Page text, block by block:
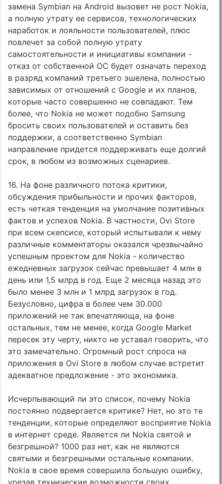
замена Symbian на Android вызовет не рост Nokia,
а полную утрату ее сервисов, технологических
наработок и лояльности пользователей, плюс
повлечет за собой полную утрату
самостоятельности и инициативы компании -
отказ от собственной ОС будет означать переход
в разряд компаний третьего эшелена, полностью
зависимых от отношений с Google и их планов,
которые часто совершенно не совпадают. Тем
более, что Nokia не может подобно Samsung
бросить своих пользователей и оставить без
поддержки, а соответственно Symbian
направление придется поддерживать еще долгий
срок, в любом из возможных сценариев.
16. На фоне различного потока критики,
обсуждения прибыльности и прочих факторов,
есть четкая тенденция на умолчание позитивных
фактов и успехов Nokia. В частности, Ovi Store
при всем скепсисе, который испытывали к нему
различные комментаторы оказался чрезвычайно
успешным проектом для Nokia - количество
ежедневных загрузок сейчас превышает 4 млн в
день или 1,5 млрд в год. Еще 2 месяца назад это
было менее 3 млн и 1 млрд загрузок в год.
Безусловно, цифра в более чем 30.000
приложений не так впечатляюща, на фоне
остальных, тем не менее, когда Google Market
пересек эту черту, никто не уставал говорить, что
это замечательно. Огромный рост спроса на
приложения в Ovi Store в любом случае встретит
адекватное предложение - это экономика.
Исчерпывающий ли это список, почему Nokia
постоянно подвергается критике? Нет, но это те
тенденции, которые определяют восприятие Nokia
в интернет среде. Является ли Nokia святой и
безгрешной? 1000 раз нет, как не являются
святыми и безгрешными остальные компании.
Nokia в свое время совершила большую ошибку,
урезав технические возможности своих